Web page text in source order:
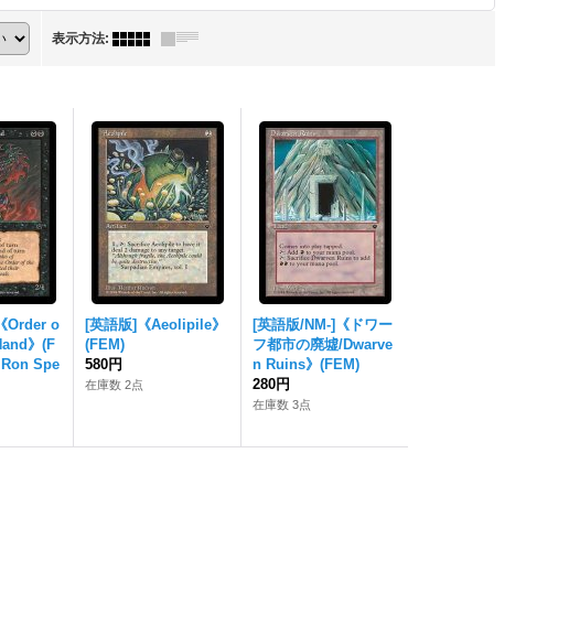
表示方法:
Order o
》(F
Spe
[英語版]《Aeolipile》
(FEM)
580円
在庫数 2点
[英語版/NM-]《ドワー
フ都市の廃墟/Dwarve
n Ruins》(FEM)
280円
在庫数 3点